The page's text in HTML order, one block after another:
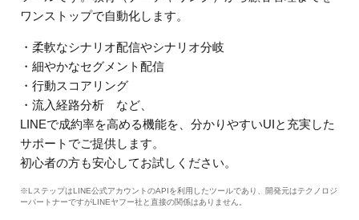
ワンストップで自動化します。
・柔軟なシナリオ配信やシナリオ分岐
・細やかなセグメント配信
・行動スコアリング
・流入経路分析 など、
LINEで成約率を高める機能を、分かりやすいUIと充実した
サポートでご提供します。
初心者の方も安心してお試しください。
※LステップはLINE公式アカウントのAPIを利用したツールであり、開発元はテクノロジ
ーパートナーですがLINEヤフー社と直接の関係はありません。